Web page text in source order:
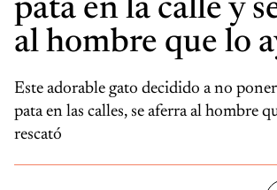
pata en la calle y
al hombre que lo
Este adorable gato decidido a no
pata en las calles, se aferra al hombre
rescató